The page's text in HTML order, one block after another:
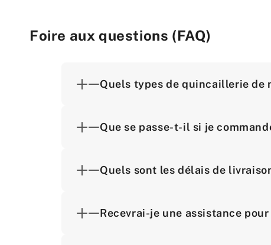
Foire aux questions (FAQ)
Quels types de quincaillerie de
Que se passe-t-il si je
Quels sont les délais de
Recevrai-je une assistance